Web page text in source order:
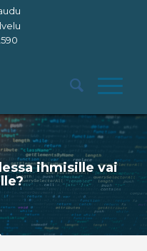
ihmisille vai